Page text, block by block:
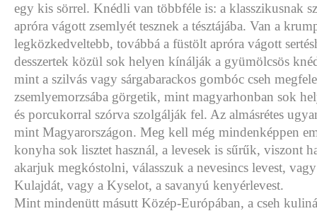
egy kis sörrel. Knédli van többféle is: a klasszikusnak
apróra vágott zsemlyét tesznek a tésztájába. Van a
legközkedveltebb, továbbá a füstölt apróra vágott
desszertek közül sok helyen kínálják a gyümölcsös
mint a szilvás vagy sárgabarackos gombóc cseh
zsemlyemorzsába görgetik, mint magyarhonban sok
és porcukorral szórva szolgálják fel. Az almásrétes
mint Magyarországon. Meg kell még mindenképpen
konyha sok lisztet használ, a levesek is sűrűk, viszont
akarjuk megkóstolni, válasszuk a nevesincs levest,
Kulajdát, vagy a Kyselot, a savanyú kenyérlevest.
Mint mindenütt másutt Közép-Európában, a cseh